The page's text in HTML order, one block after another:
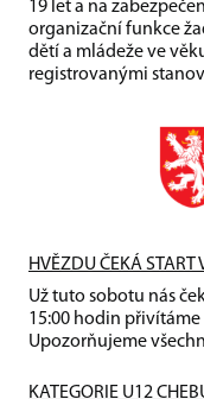
19 let a na
organizační funkce
dětí a mládeže ve
registrovanými
HVĚZDU ČEKÁ START
Už tuto sobotu nás
15:00 hodin přivítáme
Upozorňujeme
KATEGORIE U12